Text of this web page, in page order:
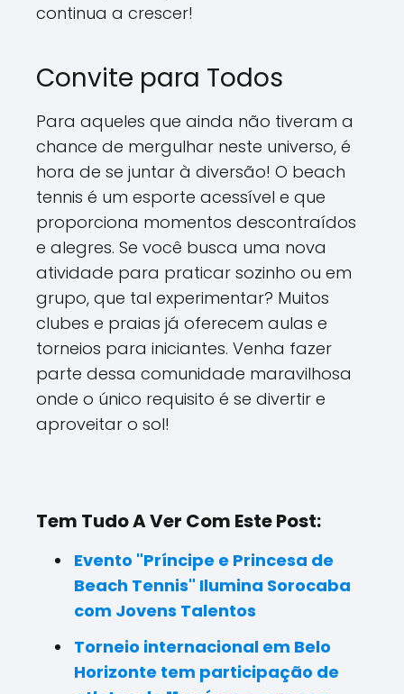
continua a crescer!
Convite para Todos
Para aqueles que ainda não tiveram a
chance de mergulhar neste universo, é
hora de se juntar à diversão! O beach
tennis é um esporte acessível e que
proporciona momentos descontraídos
e alegres. Se você busca uma nova
atividade para praticar sozinho ou em
grupo, que tal experimentar? Muitos
clubes e praias já oferecem aulas e
torneios para iniciantes. Venha fazer
parte dessa comunidade maravilhosa
onde o único requisito é se divertir e
aproveitar o sol!
Tem Tudo A Ver Com Este Post:
Evento "Príncipe e Princesa de
Beach Tennis" Ilumina Sorocaba
com Jovens Talentos
Torneio internacional em Belo
Horizonte tem participação de